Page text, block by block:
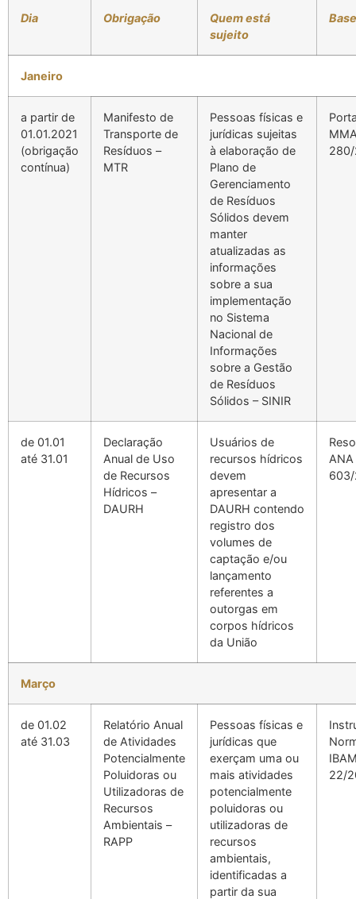
Dia Obrigação
Quem está
sujeito
Janeiro
a partir de
01.01.2021
(obrigação
contínua)
Manifesto de
Transporte de
Resíduos –
MTR
Pessoas físicas e
jurídicas sujeitas
à elaboração de
Plano de
Gerenciamento
de Resíduos
Sólidos devem
manter
atualizadas as
informações
sobre a sua
implementação
no Sistema
Nacional de
Informações
sobre a Gestão
de Resíduos
Sólidos – SINIR
de 01.01
até 31.01
Declaração
Anual de Uso
de Recursos
Hídricos –
DAURH
Usuários de
recursos hídricos
devem
apresentar a
DAURH contendo
registro dos
volumes de
captação e/ou
lançamento
referentes a
outorgas em
corpos hídricos
da União
ANA
Março
de 01.02
até 31.03
Relatório Anual
de Atividades
Potencialmente
Poluidoras ou
Utilizadoras de
Recursos
Ambientais –
RAPP
Pessoas físicas e
jurídicas que
exerçam uma ou
mais atividades
potencialmente
poluidoras ou
utilizadoras de
recursos
ambientais,
identificadas a
partir da sua
22/